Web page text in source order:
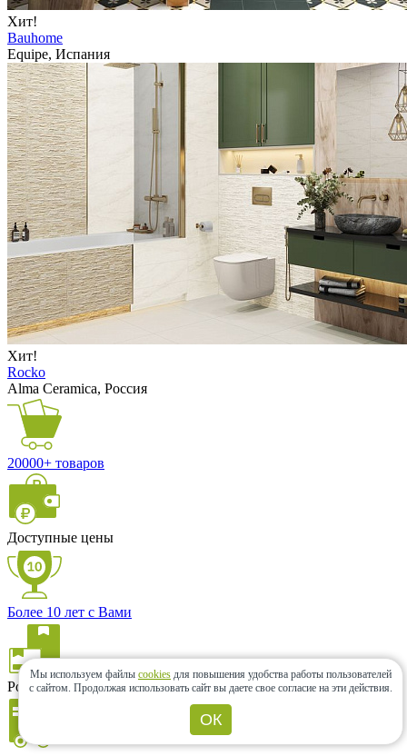
Хит!
Bauhome
Equipe, Испания
Хит!
Rocko
Alma Ceramica, Россия
20000+ товаров
Доступные цены
Более 10 лет с Вами
Розница и опт
Мы используем файлы cookies для повышения удобства работы пользователей
с сайтом. Продолжая использовать сайт вы даете свое согласие на эти действия.
ОК